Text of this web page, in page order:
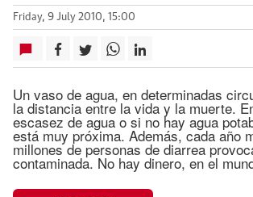
Friday, 9 July 2010, 15:00
Un vaso de agua, en determinadas
la distancia entre la vida y la muerte.
escasez de agua o si no hay agua
está muy próxima. Además, cada año
millones de personas de diarrea
contaminada. No hay dinero, en el